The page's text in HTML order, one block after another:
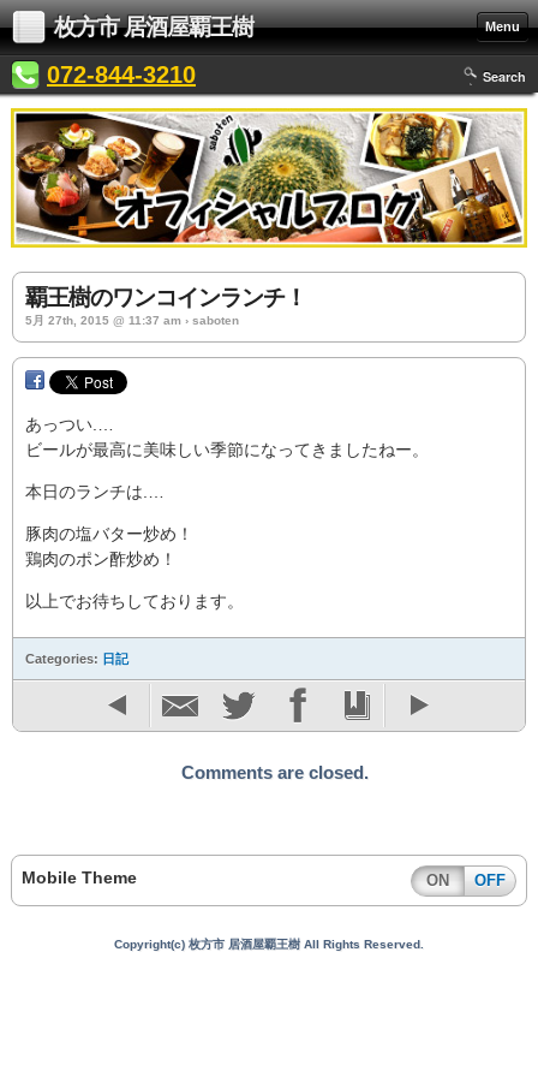
枚方市 居酒屋覇王樹 Menu
072-844-3210 Search
覇王樹のワンコインランチ！
5月 27th, 2015 @ 11:37 am › saboten
あっつい.…
ビールが最高に美味しい季節になってきましたねー。
本日のランチは.…
豚肉の塩バター炒め！
鶏肉のポン酢炒め！
以上でお待ちしております。
Categories: 日記
Comments are closed.
Mobile Theme ON OFF
Copyright(c) 枚方市 居酒屋覇王樹 All Rights Reserved.